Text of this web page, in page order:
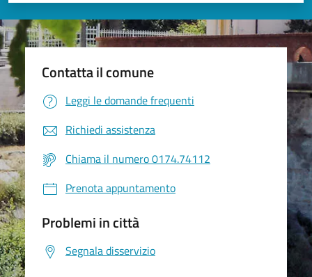
Contatta il comune
Leggi le domande frequenti
Richiedi assistenza
Chiama il numero 0174.74112
Prenota appuntamento
Problemi in città
Segnala disservizio